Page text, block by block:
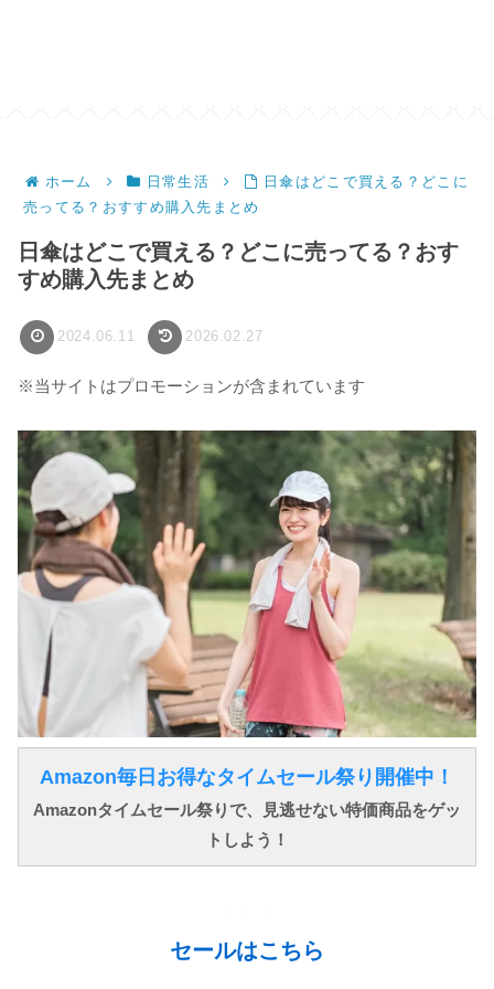
ホーム 日常生活
日傘はどこで買える？どこに
売ってる？おすすめ購入先まとめ
日傘はどこで買える？どこに売ってる？おす
すめ購入先まとめ
2024.06.11 2026.02.27
※当サイトはプロモーションが含まれています
Amazon毎日お得なタイムセール祭り開催中！
Amazonタイムセール祭りで、見逃せない特価商品をゲッ
トしよう！
セールはこちら